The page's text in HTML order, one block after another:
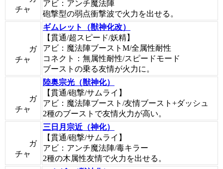
チャ
アビ：アンチ魔法陣
砲撃型の弱点衝撃波で火力を出せる。
ガ
チャ
ギムレット（獣神化改）
【貫通/超スピード/妖精】
アビ：魔法陣ブーストM/全属性耐性
コネクト：無属性耐性/スピードモード
ブーストの乗る友情が火力に。
ガ
チャ
陸奥宗光（獣神化）
【貫通/砲撃/サムライ】
アビ：魔法陣ブースト/友情ブースト+ダッシュ
2種のブーストで友情火力が高い。
ガ
チャ
三日月宗近（神化）
【貫通/砲撃/サムライ】
アビ：アンチ魔法陣/毒キラー
2種の木属性友情で火力を出せる。